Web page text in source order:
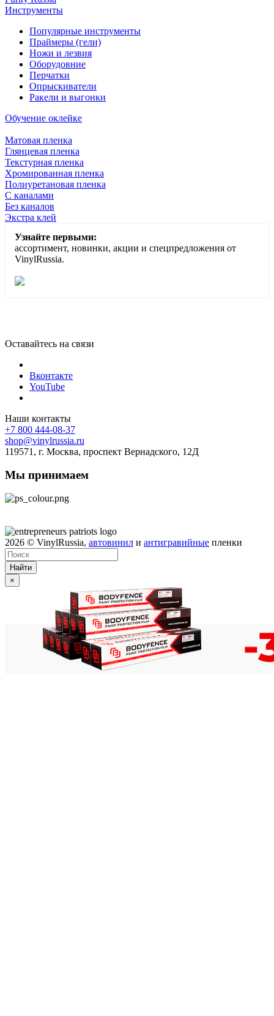
Инструменты
Популярные инструменты
Праймеры (гели)
Ножи и лезвия
Оборудовние
Перчатки
Опрыскиватели
Ракели и выгонки
Обучение оклейке
Матовая пленка
Глянцевая пленка
Текстурная пленка
Хромированная пленка
Полиуретановая пленка
С каналами
Без каналов
Экстра клей
Узнайте первыми:
ассортимент, новинки, акции и спецпредложения от
VinylRussia.
Оставайтесь на связи
Вконтакте
YouTube
Наши контакты
+7 800 444-08-37
shop@vinylrussia.ru
119571, г. Москва, проспект Вернадского, 12Д
Мы принимаем
2026 © VinylRussia, автовинил и антигравийные пленки
Найти
×